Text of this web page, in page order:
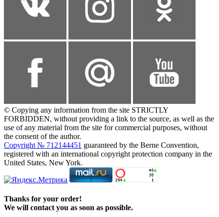
© Copying any information from the site STRICTLY
FORBIDDEN, without providing a link to the source, as well as the
use of any material from the site for commercial purposes, without
the consent of the author.
Copyright № 712144451 guaranteed by the Berne Convention,
registered with an international copyright protection company in the
United States, New York.
Thanks for your order!
We will contact you as soon as possible.